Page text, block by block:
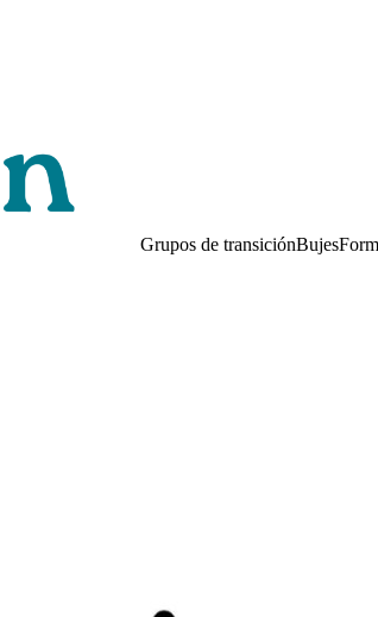
Grupos de transiciónBujes